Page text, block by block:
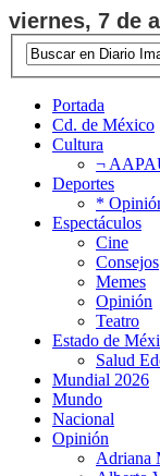
viernes, 7 de
Portada
Cd. de México
Cultura
¬
Deportes
*
Espectáculos
Cine
Consejos
Memes
Opinión
Teatro
Estado de
Salud
Mundial 2026
Mundo
Nacional
Opinión
Adriana